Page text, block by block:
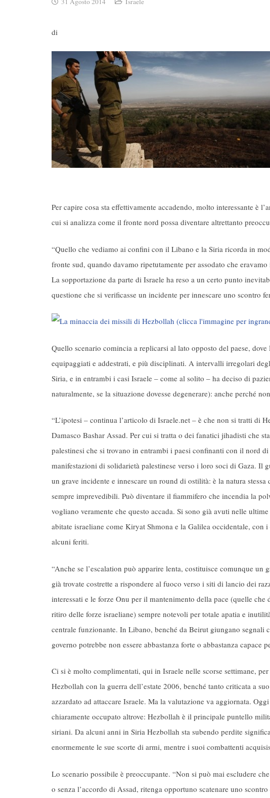
di
Per capire cosa sta effettivamente accadendo, molto interessante è
cui si analizza come il fronte nord possa diventare altrettanto
“Quello che vediamo ai confini con il Libano e la Siria ricorda in
fronte sud, quando davamo ripetutamente per assodato che
La sopportazione da parte di Israele ha reso a un certo punto
questione che si verificasse un incidente per innescare uno scontro
Quello scenario comincia a replicarsi al lato opposto del paese,
equipaggiati e addestrati, e più disciplinati. A intervalli irregolari
Siria, e in entrambi i casi Israele – come al solito – ha deciso di
naturalmente, se la situazione dovesse degenerare): anche perché
“L’ipotesi – continua l’articolo di Israele.net – è che non si tratti di
Damasco Bashar Assad. Per cui si tratta o dei fanatici jihadisti che
palestinesi che si trovano in entrambi i paesi confinanti con il nord
manifestazioni di solidarietà palestinese verso i loro soci di Gaza. Il
un grave incidente e innescare un round di ostilità: è la natura
sempre imprevedibili. Può diventare il fiammifero che incendia la
vogliano veramente che questo accada. Si sono già avuti nelle
abitate israeliane come Kiryat Shmona e la Galilea occidentale,
alcuni feriti.
“Anche se l’escalation può apparire lenta, costituisce comunque un
già trovate costrette a rispondere al fuoco verso i siti di lancio dei
interessati e le forze Onu per il mantenimento della pace (quelle
ritiro delle forze israeliane) sempre notevoli per totale apatia e
centrale funzionante. In Libano, benché da Beirut giungano
governo potrebbe non essere abbastanza forte o abbastanza capace
Ci si è molto complimentati, qui in Israele nelle scorse settimane,
Hezbollah con la guerra dell’estate 2006, benché tanto criticata a
azzardato ad attaccare Israele. Ma la valutazione va aggiornata.
chiaramente occupato altrove: Hezbollah è il principale puntello
siriani. Da alcuni anni in Siria Hezbollah sta subendo perdite
enormemente le sue scorte di armi, mentre i suoi combattenti
Lo scenario possibile è preoccupante. “Non si può mai escludere
o senza l’accordo di Assad, ritenga opportuno scatenare uno